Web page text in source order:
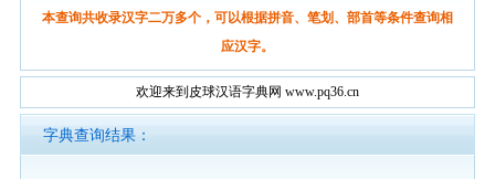
本查询共收录汉字二万多个，可以根据拼音、笔划、部首等条件查询相
应汉字。
欢迎来到皮球汉语字典网 www.pq36.cn
字典查询结果：